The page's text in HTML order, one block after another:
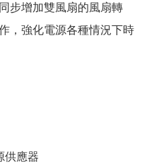
步增加雙風扇的風扇轉
，強化電源各種情況下時
供應器